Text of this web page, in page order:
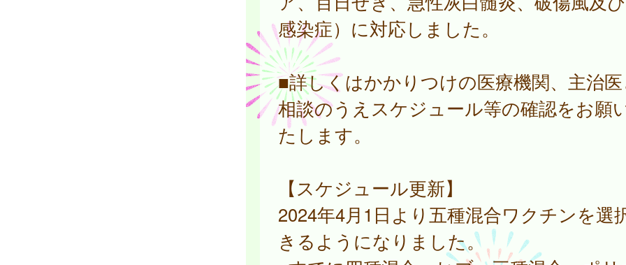
感染症）に対応しました。
■詳しくはかかりつけの医療機関、主治
相談のうえスケジュール等の確認をお願
たします。
【スケジュール更新】
2024年4月1日より五種混合ワクチンを選
きるようになりました。